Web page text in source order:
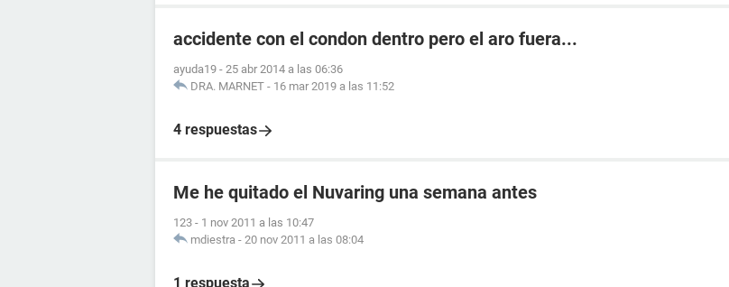
accidente con el condon dentro pero el aro fuera...
ayuda19 - 25 abr 2014 a las 06:36
DRA. MARNET - 16 mar 2019 a las 11:52
4 respuestas
Me he quitado el Nuvaring una semana antes
123 - 1 nov 2011 a las 10:47
mdiestra - 20 nov 2011 a las 08:04
1 respuesta